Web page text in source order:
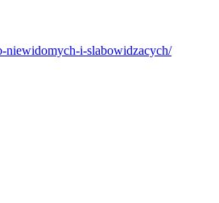
niewidomych-i-slabowidzacych/